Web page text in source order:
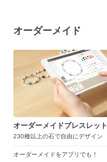
オーダーメイド
オーダーメイドブレスレット
230種以上の石で自由にデザイン
オーダーメイドをアプリでも！